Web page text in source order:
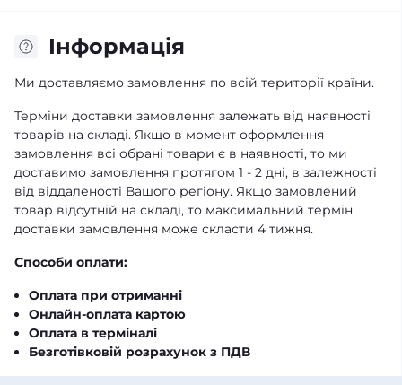
Iнформація
Ми доставляємо замовлення по всій території країни.
Терміни доставки замовлення залежать від наявності
товарів на складі. Якщо в момент оформлення
замовлення всі обрані товари є в наявності, то ми
доставимо замовлення протягом 1 - 2 дні, в залежності
від віддаленості Вашого регіону. Якщо замовлений
товар відсутній на складі, то максимальний термін
доставки замовлення може скласти 4 тижня.
Способи оплати:
Оплата при отриманні
Онлайн-оплата картою
Оплата в терміналі
Безготівковій розрахунок з ПДВ